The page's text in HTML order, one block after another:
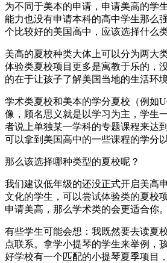
为不同于美本的申请，申请美高的学
能力也没有申请本科的高中学生那么
个比较好的美国高中，应该选择什么
美高的夏校种类大体上可以分为两大
体验类夏校项目更多是寓教于乐的，
的在于让孩子了解美国当地的生活环
学术类夏校和美本的学分夏校（例如
像，顾名思义就是以学习为主，学生
者说上单独某一学科的专题课程来达
可以拿到美国高中的一些课程的学分
那么该选择哪种类型的夏校呢？
我们建议低年级的还没正式开启美高
文化的学生，可以尝试体验类的夏校
申请美高，那么学术类的会更适合你。
有些学生可能会想：我既然要去读夏
点联系。拿学小提琴的学生来举例，
好学校有一个匹配的小提琴夏季项目